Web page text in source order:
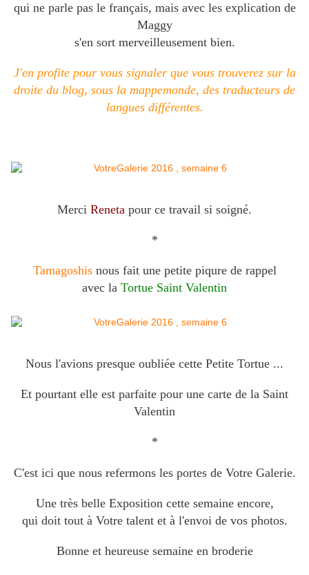
qui ne parle pas le français, mais avec les explication de
Maggy
s'en sort merveilleusement bien.
J'en profite pour vous signaler que vous trouverez sur la
droite du blog, sous la mappemonde, des traducteurs de
langues différentes.
Merci Reneta pour ce travail si soigné.
*
Tamagoshisnous fait une petite piqure de rappel
avec la Tortue Saint Valentin
Nous l'avions presque oubliée cette Petite Tortue ...
Et pourtant elle est parfaite pour une carte de la Saint
Valentin
*
C'est ici que nous refermons les portes de Votre Galerie.
Une très belle Exposition cette semaine encore,
qui doit tout à Votre talent et à l'envoi de vos photos.
Bonne et heureuse semaine en broderie